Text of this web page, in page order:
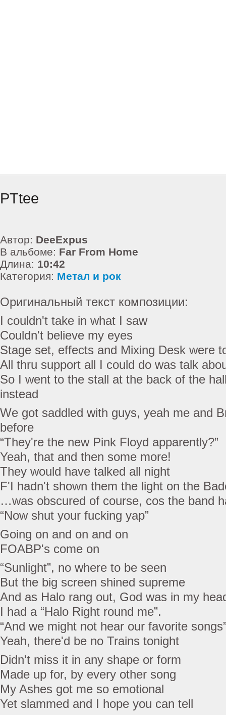
PTtee
Автор: DeeExpus
В альбоме: Far From Home
Длина: 10:42
Категория: Метал и рок
Оригинальный текст композиции:
I couldn't take in what I saw
Couldn't believe my eyes
Stage set, effects and Mixing Desk were
All thru support all I could do was talk
So I went to the stall at the back of the
instead
We got saddled with guys, yeah me and
before
“They're the new Pink Floyd apparently?”
Yeah, that and then some more!
They would have talked all night
F'I hadn't shown them the light on the
…was obscured of course, cos the band
“Now shut your fucking yap”
Going on and on and on
FOABP's come on
“Sunlight”, no where to be seen
But the big screen shined supreme
And as Halo rang out, God was in my
I had a “Halo Right round me”.
“And we might not hear our favorite
Yeah, there'd be no Trains tonight
Didn't miss it in any shape or form
Made up for, by every other song
My Ashes got me so emotional
Yet slammed and I hope you can tell